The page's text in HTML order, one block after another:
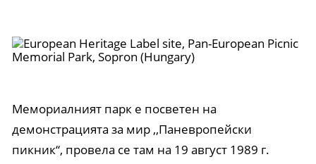
Мемориалният парк е посветен на
демонстрацията за мир ,,Паневропейски
пикник“, провела се там на 19 август 1989 г.